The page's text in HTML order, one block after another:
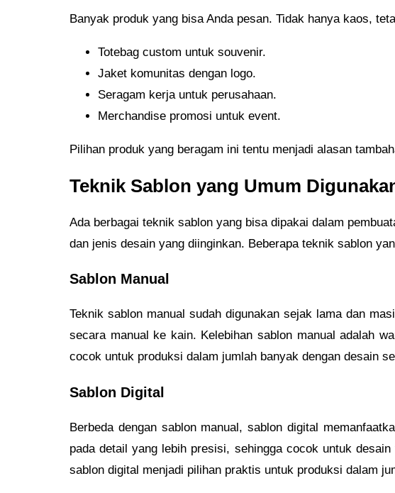
Banyak produk yang bisa Anda pesan. Tidak hanya kaos,
Totebag custom untuk souvenir.
Jaket komunitas dengan logo.
Seragam kerja untuk perusahaan.
Merchandise promosi untuk event.
Pilihan produk yang beragam ini tentu menjadi alasan
Teknik Sablon yang Umum
Ada berbagai teknik sablon yang bisa dipakai dalam
dan jenis desain yang diinginkan. Beberapa teknik sablon
Sablon Manual
Teknik sablon manual sudah digunakan sejak lama dan
secara manual ke kain. Kelebihan sablon manual adalah
cocok untuk produksi dalam jumlah banyak dengan desain
Sablon Digital
Berbeda dengan sablon manual, sablon digital
pada detail yang lebih presisi, sehingga cocok untuk
sablon digital menjadi pilihan praktis untuk produksi dalam